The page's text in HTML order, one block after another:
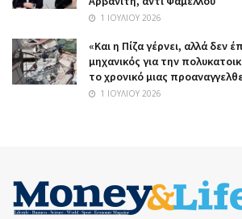
1 ΙΟΥΛΊΟΥ 2026
«Και η Πίζα γέρνει, αλλά δεν
μηχανικός για την
το χρονικό μιας
1 ΙΟΥΛΊΟΥ 2026